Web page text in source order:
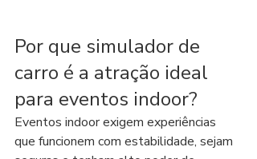
Por que simulador de
carro é a atração ideal
para eventos indoor?
Eventos indoor exigem experiências
que funcionem com estabilidade, sejam